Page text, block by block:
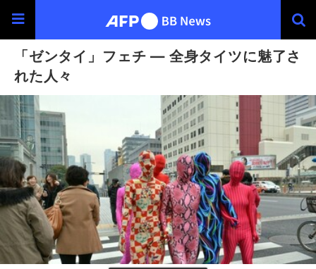
「ゼンタイ」フェチ ― 全身タイツに魅了さ
れた人々